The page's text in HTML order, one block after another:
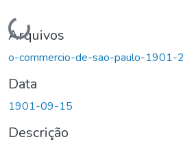
Carregando...
Arquivos
o-commercio-de-sao-paulo-1901-
Data
1901-09-15
Descrição